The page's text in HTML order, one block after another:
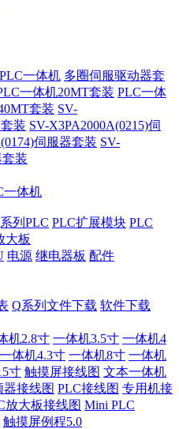
一体机 多圈伺服驱动器套
一体机20MT套装 PLC一体
套装 SV-
装 SV-X3PA2000A(0215)伺
伺服器套装 SV-
装
一体机
列PLC PLC扩展模块 PLC
大板
电源 继电器板 配件
Q系列文件下载 软件下载
机2.8寸 一体机3.5寸 一体机4
一体机4.3寸 一体机8寸 一体机
寸 触摸屏接线图 文本一体机
器接线图 PLC接线图 专用机接
放大板接线图 Mini PLC
触摸屏例程5.0